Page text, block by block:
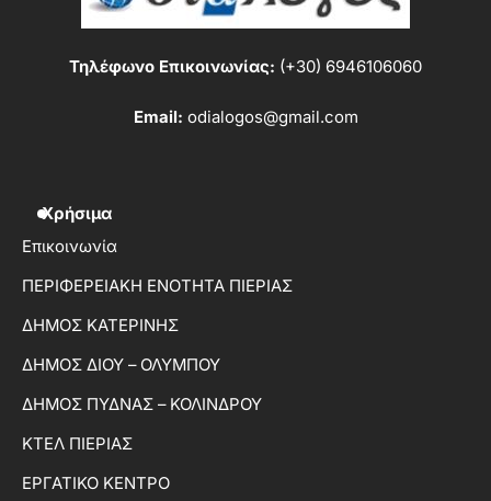
Τηλέφωνο Επικοινωνίας: (+30) 6946106060
Email: odialogos@gmail.com
Χρήσιμα
Επικοινωνία
ΠΕΡΙΦΕΡΕΙΑΚΗ ΕΝΟΤΗΤΑ ΠΙΕΡΙΑΣ
ΔΗΜΟΣ ΚΑΤΕΡΙΝΗΣ
ΔΗΜΟΣ ΔΙΟΥ – ΟΛΥΜΠΟΥ
ΔΗΜΟΣ ΠΥΔΝΑΣ – ΚΟΛΙΝΔΡΟΥ
ΚΤΕΛ ΠΙΕΡΙΑΣ
ΕΡΓΑΤΙΚΟ ΚΕΝΤΡΟ